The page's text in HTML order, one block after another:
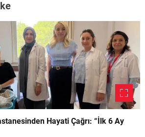
Hayati Çağrı: “İlk 6 Ay